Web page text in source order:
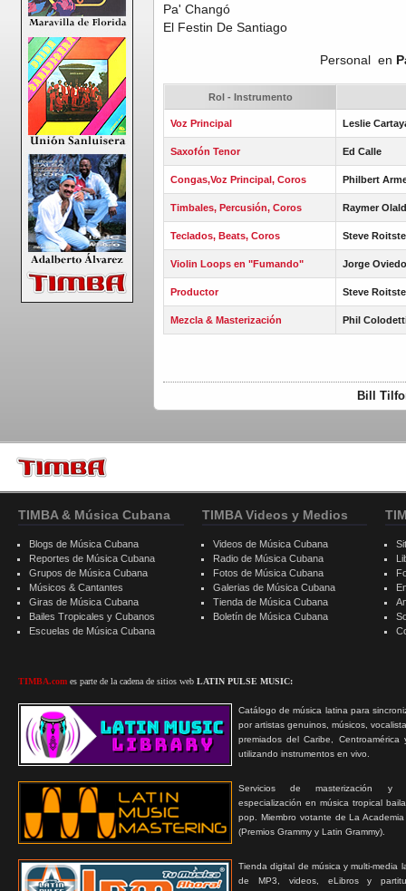
Pa' Changó
El Festin De Santiago
Personal en
Rol - Instrumento
Voz Principal Leslie
Saxofón Tenor Ed Calle
Congas,Voz Principal, Coros Philbert
Timbales, Percusión, Coros Raymer
Teclados, Beats, Coros Steve
Violin Loops en "Fumando" Jorge Oviedo
Productor Steve
Mezcla & Masterización Phil
Bill
TIMBA & Música Cubana
Blogs de Música Cubana
Reportes de Música Cubana
Grupos de Música Cubana
Músicos & Cantantes
Giras de Música Cubana
Bailes Tropicales y Cubanos
Escuelas de Música Cubana
TIMBA.com es parte de la cadena de sitios web LATIN PULSE MUSIC:
Catálogo de música latina para
por artistas genuinos, músicos,
premiados del Caribe, Centroamérica
utilizando instrumentos en vivo.
Servicios de masterización y
especialización en música tropical
pop. Miembro votante de La
(Premios Grammy y Latin Grammy).
Tienda digital de música y multi-media
de MP3, videos, eLibros y
TIMBA Videos y Medios
Videos de Música Cubana
Radio de Música Cubana
Fotos de Música Cubana
Galerias de Música Cubana
Tienda de Música Cubana
Boletín de Música Cubana